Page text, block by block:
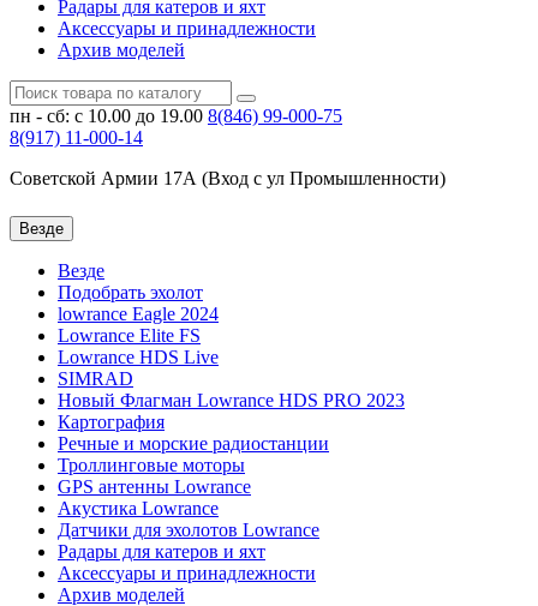
Радары для катеров и яхт
Аксессуары и принадлежности
Архив моделей
пн - сб: с 10.00 до 19.00 8(846) 99-000-75
8(917) 11-000-14
Советской Армии 17А (Вход с ул Промышленности)
Везде
Везде
Подобрать эхолот
lowrance Eagle 2024
Lowrance Elite FS
Lowrance HDS Live
SIMRAD
Новый Флагман Lowrance HDS PRO 2023
Картография
Речные и морские радиостанции
Троллинговые моторы
GPS антенны Lowrance
Акустика Lowrance
Датчики для эхолотов Lowrance
Радары для катеров и яхт
Аксессуары и принадлежности
Архив моделей